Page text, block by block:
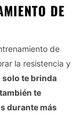
DE
de
la resistencia y
solo te brinda
te
durante más